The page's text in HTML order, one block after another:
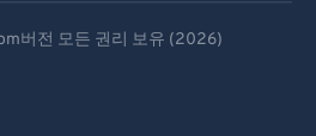
버전 모든 권리 보유 (2026)